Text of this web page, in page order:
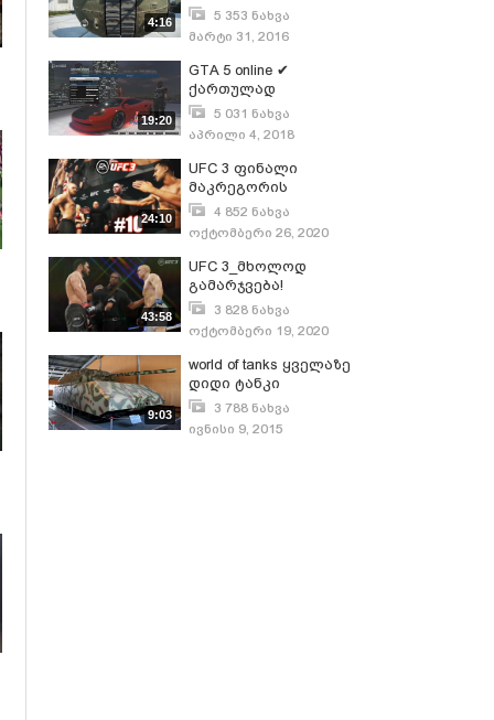
4:16
ახალი ტანკი ის-360 და
ახალი რუქა ლუნოპარკი
5 353 ნახვა
მარტი 31, 2016
19:20
GTA 5 online ✔
ქართულად
ექსტრემალური
რბოლები
5 031 ნახვა
აპრილი 4, 2018
24:10
UFC 3 ფინალი
მაკრეგორის
წინააღმდეგ !!!
4 852 ნახვა
ოქტომბერი 26, 2020
43:58
UFC 3_მხოლოდ
გამარჯვება!
3 828 ნახვა
ოქტომბერი 19, 2020
9:03
world of tanks ყველაზე
დიდი ტანკი
მსოფლიოში!!! MAUS!
3 788 ნახვა
ივნისი 9, 2015